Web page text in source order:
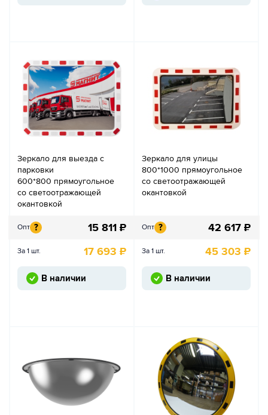
Зеркало для выезда с
парковки
600*800 прямоугольное
со светоотражающей
окантовкой
Опт ? 15 811 ₽
За 1 шт. 17 693 ₽
В наличии
Зеркало для улицы
800*1000 прямоугольное
со светоотражающей
окантовкой
Опт ? 42 617 ₽
За 1 шт. 45 303 ₽
В наличии